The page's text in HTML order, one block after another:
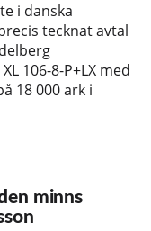
i danska
tecknat avtal
106-8-P+LX med
18 000 ark i
minns